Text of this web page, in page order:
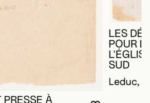
PRESSE À
LES
POUR
SUD
Leduc,